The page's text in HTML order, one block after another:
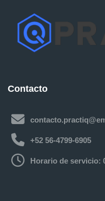
Contacto
+52 56-4799-6905
Horario de servicio: